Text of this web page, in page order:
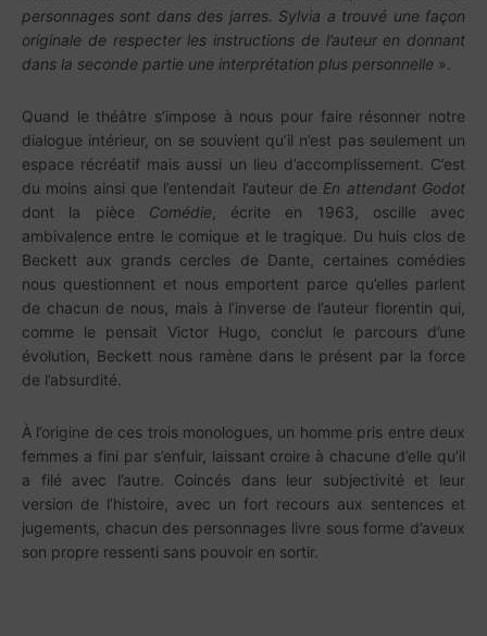
personnages sont dans des jarres. Sylvia a trouvé une façon
originale de respecter les instructions de l’auteur en donnant
dans la seconde partie une interprétation plus personnelle ».
Quand le théâtre s’impose à nous pour faire résonner notre
dialogue intérieur, on se souvient qu’il n’est pas seulement un
espace récréatif mais aussi un lieu d’accomplissement. C’est
du moins ainsi que l’entendait l’auteur de En attendant Godot
dont la pièce Comédie, écrite en 1963, oscille avec
ambivalence entre le comique et le tragique. Du huis clos de
Beckett aux grands cercles de Dante, certaines comédies
nous questionnent et nous emportent parce qu’elles parlent
de chacun de nous, mais à l’inverse de l’auteur florentin qui,
comme le pensait Victor Hugo, conclut le parcours d’une
évolution, Beckett nous ramène dans le présent par la force
de l’absurdité.
À l’origine de ces trois monologues, un homme pris entre deux
femmes a fini par s’enfuir, laissant croire à chacune d’elle qu’il
a filé avec l’autre. Coincés dans leur subjectivité et leur
version de l’histoire, avec un fort recours aux sentences et
jugements, chacun des personnages livre sous forme d’aveux
son propre ressenti sans pouvoir en sortir.